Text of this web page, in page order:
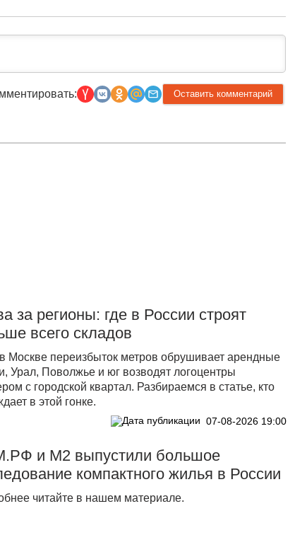
за регионы: где в России строят
всего складов
Москве переизбыток метров обрушивает арендные
Урал, Поволжье и юг возводят логоцентры
с городской квартал. Разбираемся в статье, кто
в этой гонке.
07-08-2026 19:00
и М2 выпустили большое
компактного жилья в России
читайте в нашем материале.